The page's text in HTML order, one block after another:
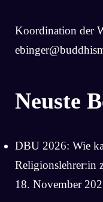
Koordination der
Neuste
DBU 2026: Wie
Religionslehrer:in
18. November